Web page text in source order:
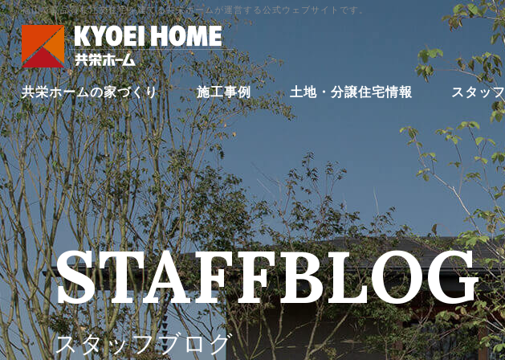
福山で高品質な注文住宅を建てる共栄ホームが運営する公式ウェブサイトです。
共栄ホームの家づくり 施工事例 土地・分譲住宅情報 スタッフ
STAFFBLOG
スタッフブログ